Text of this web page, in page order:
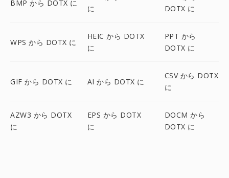
BMP から DOTX に
に
DOTX に
WPS から DOTX に
HEIC から DOTX
に
PPT から
DOTX に
GIF から DOTX に AI から DOTX に
CSV から DOTX
に
AZW3 から DOTX
に
EPS から DOTX
に
DOCM から
DOTX に